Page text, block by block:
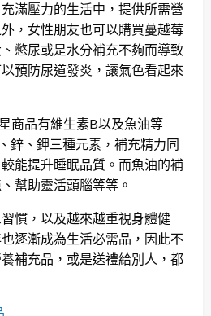
滿壓力的生活中，提供所需營
，女性朋友也可以購買蔓越莓
憋尿或是水分補充不夠而導致
預防尿道發炎，讓氣色看起來
商品有維生素B以及魚油等
鋅、鉀三種元素，補充精力同
能提升睡眠品質。而魚油的補
幫助靈活頭腦等等。
慣，以及越來越重視身體健
逐漸成為生活必需品，因此不
補充品，或是送禮給別人，都